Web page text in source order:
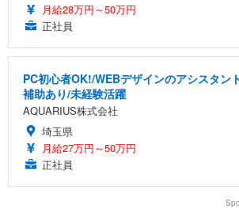
月給28万円～50万円
正社員
PC初心者OK!/WEBデザインのアシスタン
補助あり/未経験活躍
AQUARIUS株式会社
埼玉県
月給27万円～50万円
正社員